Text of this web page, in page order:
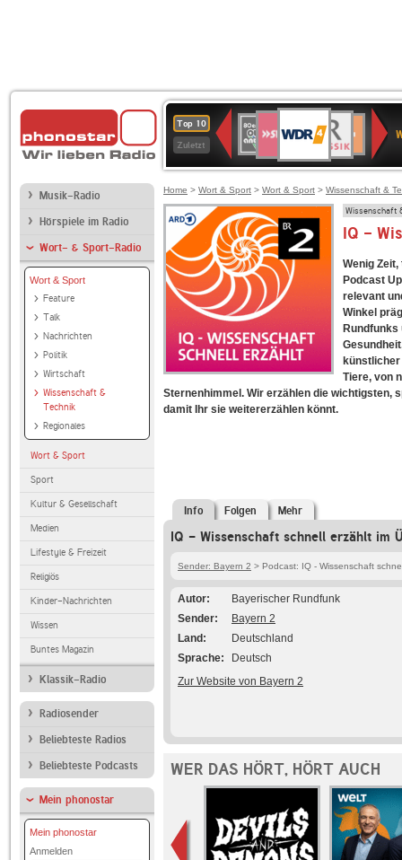
Top 10
Zuletzt
Deutschlandfunk
80er
90er
OLDIE
ANTENNE
4
KLASSIK
Kultur
Kultur
2
Musik-Radio
Hörspiele im Radio
Wort- & Sport-Radio
Wort & Sport
Feature
Talk
Nachrichten
Politik
Wirtschaft
Wissenschaft &
Technik
Regionales
Wort & Sport
Sport
Kultur & Gesellschaft
Medien
Lifestyle & Freizeit
Religiös
Kinder-Nachrichten
Wissen
Buntes Magazin
Klassik-Radio
Radiosender
Beliebteste Radios
Beliebteste Podcasts
Mein phonostar
Mein phonostar
Anmelden
Home > Wort & Sport > Wort & Sport > Wissenschaft &
Wissenschaft
IQ -
Wenig
Podcast
relevant
Winkel
Rundfunks
Tiere, von
Sternenhimmel. Wir erzählen die wichtigsten,
damit Ihr sie weitererzählen könnt.
Info Folgen Mehr
IQ - Wissenschaft schnell erzählt im
Sender: Bayern 2 > Podcast: IQ - Wissenschaft
Autor
Bayerischer Rundfunk
Sender
Bayern 2
Land
Deutschland
Sprache
Deutsch
Zur Website von Bayern 2
WER DAS HÖRT, HÖRT AUCH